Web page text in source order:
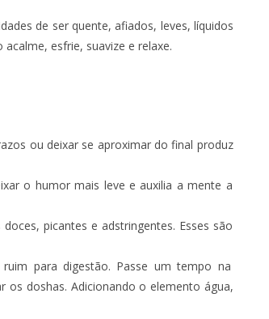
de ser quente, afiados, leves, líquidos
esfrie, suavize e relaxe.
ou deixar se aproximar do final produz
o humor mais leve e auxilia a mente a
picantes e adstringentes. Esses são
para digestão. Passe um tempo na
os doshas. Adicionando o elemento água,